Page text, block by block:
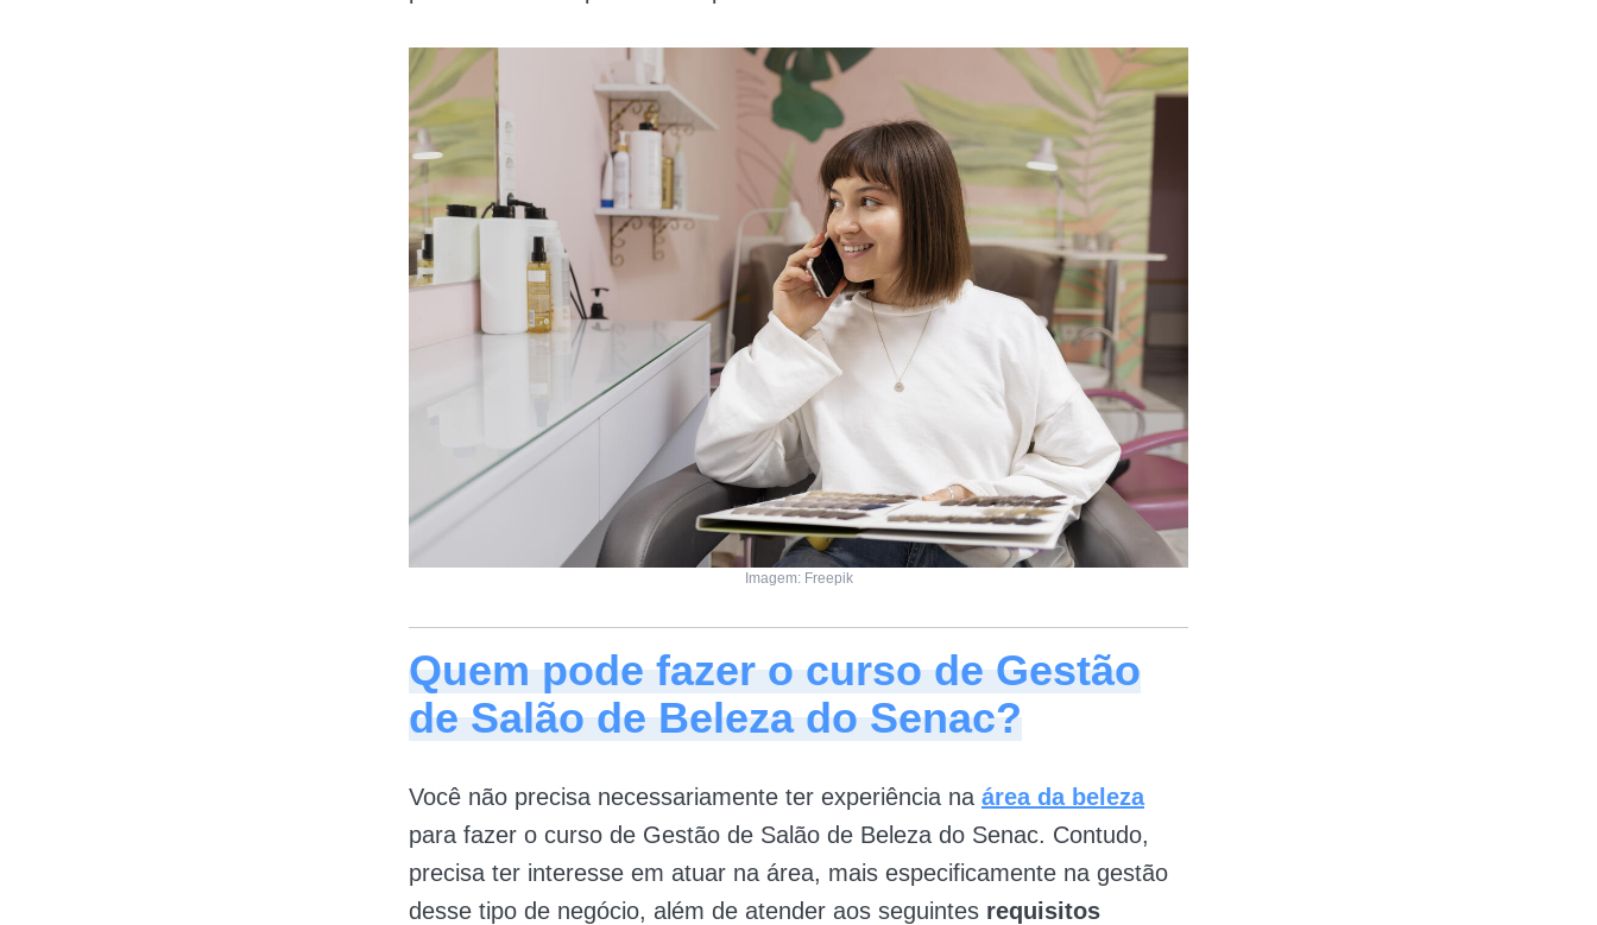
Imagem: Freepik
Quem pode fazer o curso de Gestão
de Salão de Beleza do Senac?
Você não precisa necessariamente ter experiência na área da beleza
para fazer o curso de Gestão de Salão de Beleza do Senac. Contudo,
precisa ter interesse em atuar na área, mais especificamente na gestão
desse tipo de negócio, além de atender aos seguintes requisitos